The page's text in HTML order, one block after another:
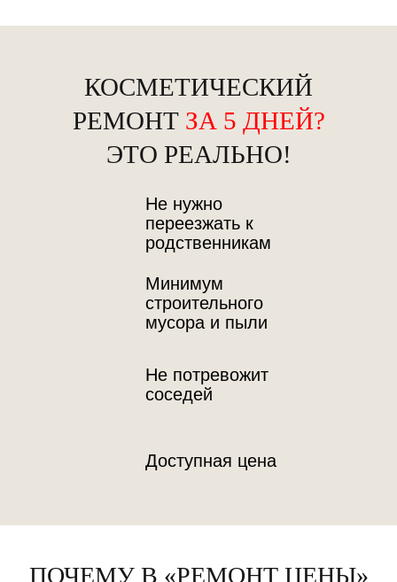
КОСМЕТИЧЕСКИЙ
РЕМОНТ ЗА 5 ДНЕЙ?
ЭТО РЕАЛЬНО!
Не нужно
переезжать к
родственникам
Минимум
строительного
мусора и пыли
Не потревожит
соседей
Доступная цена
ПОЧЕМУ В «РЕМОНТ ЦЕНЫ»